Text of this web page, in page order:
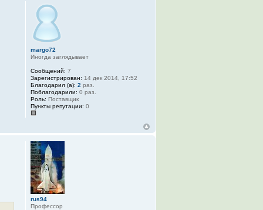
margo72
Иногда заглядывает
Сообщений: 7
Зарегистрирован: 14 дек 2014, 17:52
Благодарил (а): 2 раз.
Поблагодарили: 0 раз.
Роль: Поставщик
Пункты репутации: 0
rus94
Профессор